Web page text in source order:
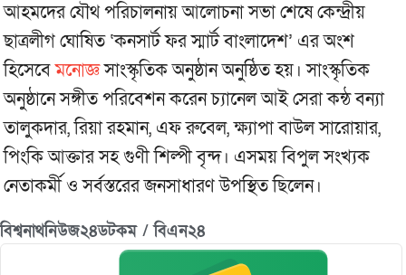
আহমদের যৌথ পরিচালনায় আলোচনা সভা শেষে কেন্দ্রীয়
ছাত্রলীগ ঘোষিত ‘কনসার্ট ফর স্মার্ট বাংলাদেশ’ এর অংশ
হিসেবেমনোজ্ঞসাংস্কৃতিক অনুষ্ঠান অনুষ্ঠিত হয়। সাংস্কৃতিক
অনুষ্ঠানে সঙ্গীত পরিবেশন করেন চ্যানেল আই সেরা কন্ঠ বন্যা
তালুকদার, রিয়া রহমান, এফ রুবেল, ক্ষ্যাপা বাউল সারোয়ার,
পিংকি আক্তার সহ গুণী শিল্পী বৃন্দ। এসময় বিপুল সংখ্যক
নেতাকর্মী ও সর্বস্তরের জনসাধারণ উপস্থিত ছিলেন।
বিশ্বনাথনিউজ২৪ডটকম / বিএন২৪